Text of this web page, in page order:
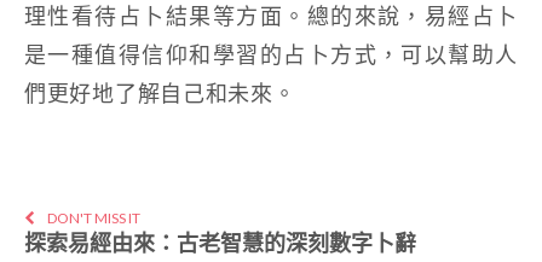
理性看待占卜結果等方面。總的來說，易經占卜
是一種值得信仰和學習的占卜方式，可以幫助人
們更好地了解自己和未來。
DON'T MISS IT
探索易經由來：古老智慧的深刻數字卜辭